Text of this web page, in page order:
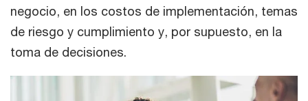
negocio, en los costos de implementación, temas
de riesgo y cumplimiento y, por supuesto, en la
toma de decisiones.